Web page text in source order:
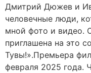
Дмитрий Дюжев и
человечные люди,
мной фото и видео.
приглашена на это
Тувы!».Премьера
февраля 2025 года.